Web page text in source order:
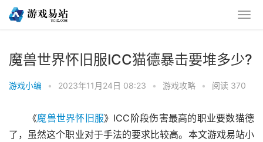
魔兽世界怀旧服ICC猫德暴击要堆多少?
游戏小编 • 2023年11月24日 08:23 • 游戏攻略 • 阅读 370
《魔兽世界怀旧服》ICC阶段伤害最高的职业要数猫德
了，虽然这个职业对于手法的要求比较高。本文游戏易站小